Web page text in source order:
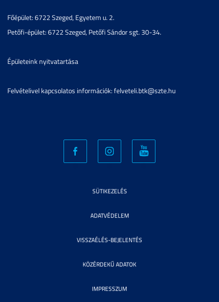
Főépület: 6722 Szeged, Egyetem u. 2.
Petőfi-épület: 6722 Szeged, Petőfi Sándor sgt. 30-34.
Épületeink nyitvatartása
Felvételivel kapcsolatos információk: felveteli.btk@szte.hu
SÜTIKEZELÉS
ADATVÉDELEM
VISSZAÉLÉS-BEJELENTÉS
KÖZÉRDEKŰ ADATOK
IMPRESSZUM